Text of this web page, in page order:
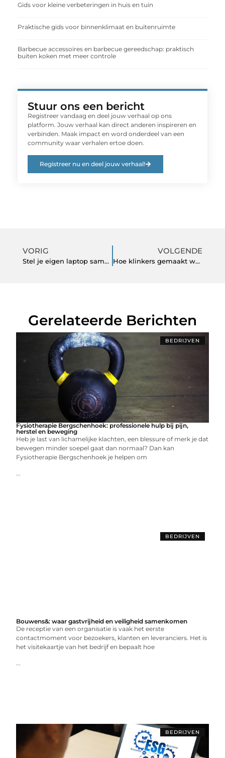
Gids voor kleine verbeteringen in huis en tuin
Praktische gids voor binnenklimaat en buitenruimte
Barbecue accessoires en barbecue gereedschap: praktisch
buiten koken met meer controle
Stuur ons een bericht
Registreer vandaag en deel jouw verhaal op ons
platform. Jouw verhaal kan direct anderen inspireren en
verbinden. Maak impact en word onderdeel van een
community waar verhalen ertoe doen.
Registreer nu en deel jouw verhaal!
VORIG
Stel je eigen laptop samen!
VOLGENDE
Hoe klinkers gemaakt worden
Gerelateerde Berichten
BEDRIJVEN
Fysiotherapie Bergschenhoek: professionele hulp bij pijn,
herstel en beweging
Heb je last van lichamelijke klachten, een blessure of merk je dat
bewegen minder soepel gaat dan normaal? Dan kan
Fysiotherapie Bergschenhoek je helpen om
...
BEDRIJVEN
Bouwens&: waar gastvrijheid en veiligheid samenkomen
De receptie van een organisatie is vaak het eerste
contactmoment voor bezoekers, klanten en leveranciers. Het is
het visitekaartje van het bedrijf en bepaalt hoe
...
BEDRIJVEN